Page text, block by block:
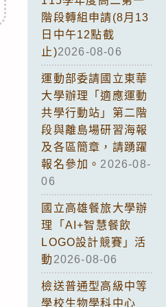
階段轉組申請(8月13
日中午12點截
止)2026-08-06
運動部委請國立東華
大學辦理「適應運動
共學行動站」第二階
段與離島場研習海報
及各區簡章，請踴躍
報名參加。 2026-08-
06
國立高雄餐旅大學辦
理「AI+智慧餐飲
LOGO設計競賽」活
動 2026-08-06
檢送普通型高級中等
學校生物學科中心